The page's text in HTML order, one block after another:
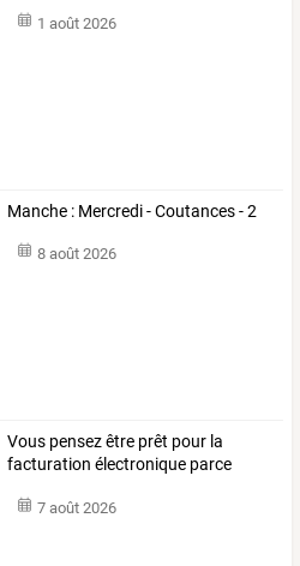
1 août 2026
Manche : Mercredi - Coutances - 2
8 août 2026
Vous pensezêtre prêt pour la
facturation électronique parce
7 août 2026